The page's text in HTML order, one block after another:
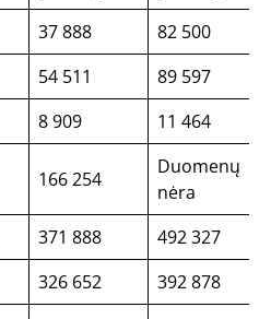
37 888
82 500
54 511
89 597
8 909 11 464
166 254
Duomenų
nėra
371 888
492 327
326 652
392 878